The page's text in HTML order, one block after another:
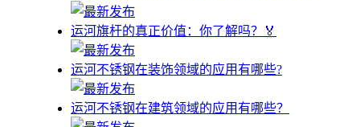
运河旗杆的真正价值：你了解吗？🏅
运河不锈钢在装饰领域的应用有哪些?
运河不锈钢在建筑领域的应用有哪些？